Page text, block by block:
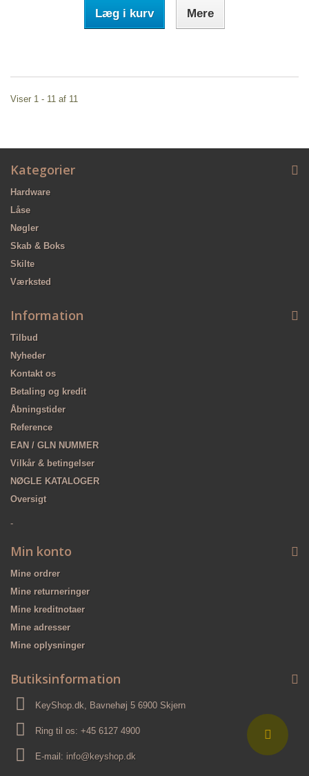
Læg i kurv Mere
Viser 1 - 11 af 11
Kategorier
Hardware
Låse
Nøgler
Skab & Boks
Skilte
Værksted
Information
Tilbud
Nyheder
Kontakt os
Betaling og kredit
Åbningstider
Reference
EAN / GLN NUMMER
Vilkår & betingelser
NØGLE KATALOGER
Oversigt
-
Min konto
Mine ordrer
Mine returneringer
Mine kreditnotaer
Mine adresser
Mine oplysninger
Butiksinformation
KeyShop.dk, Bavnehøj 5 6900 Skjern
Ring til os: +45 6127 4900
E-mail: info@keyshop.dk